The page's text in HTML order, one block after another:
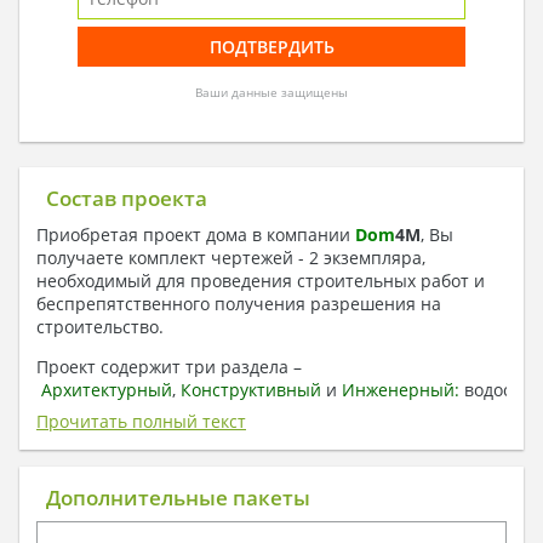
Ваши данные защищены
Состав проекта
Приобретая проект дома в компании Dom4M, Вы
получаете комплект чертежей - 2 экземпляра,
необходимый для проведения строительных работ и
беспрепятственного получения разрешения на
строительство.
Проект содержит три раздела –
Архитектурный, Конструктивный и Инженерный:
отопление, вентиляция, канализация,
электроснабжение (приобретается за дополнительную
плату) + Пояснительная записка.
1. Архитектурный раздел:
Прочитать полный текст
Дополнительные пакеты